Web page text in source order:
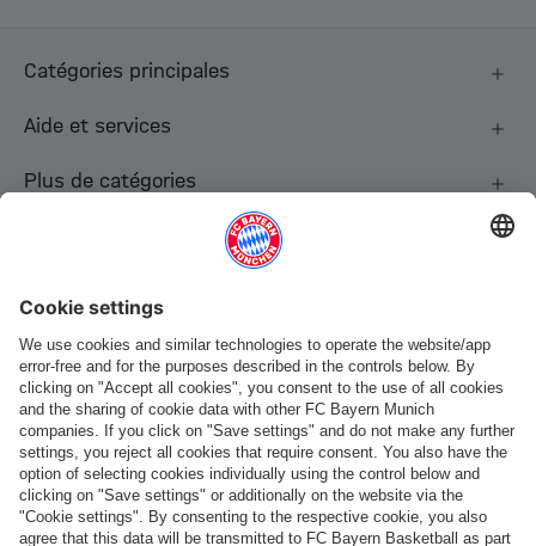
Catégories principales
Aide et services
Plus de catégories
Paiement et livraison